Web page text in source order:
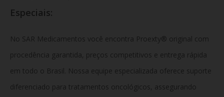
Especiais:
No SAR Medicamentos você encontra Proexty® original com
procedência garantida, preços competitivos e entrega rápida
em todo o Brasil. Nossa equipe especializada oferece suporte
diferenciado para tratamentos oncológicos, assegurando